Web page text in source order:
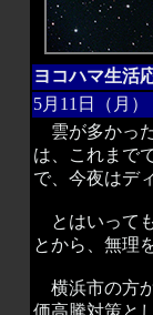
ヨコハマ生活
5月11日（月）
雲が多かっ
は、これまで
で、今夜はデ
とはいって
とから、無理
横浜市の方
価高騰対策と